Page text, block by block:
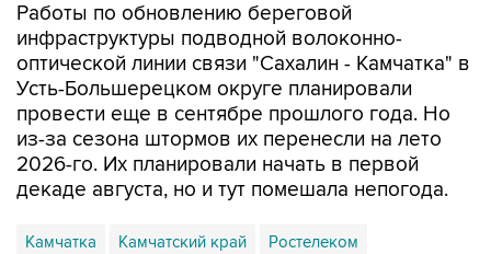
Работы по обновлению береговой
инфраструктуры подводной волоконно-
оптической линии связи "Сахалин - Камчатка" в
Усть-Большерецком округе планировали
провести еще в сентябре прошлого года. Но
из-за сезона штормов их перенесли на лето
2026-го. Их планировали начать в первой
декаде августа, но и тут помешала непогода.
Камчатка Камчатский край Ростелеком